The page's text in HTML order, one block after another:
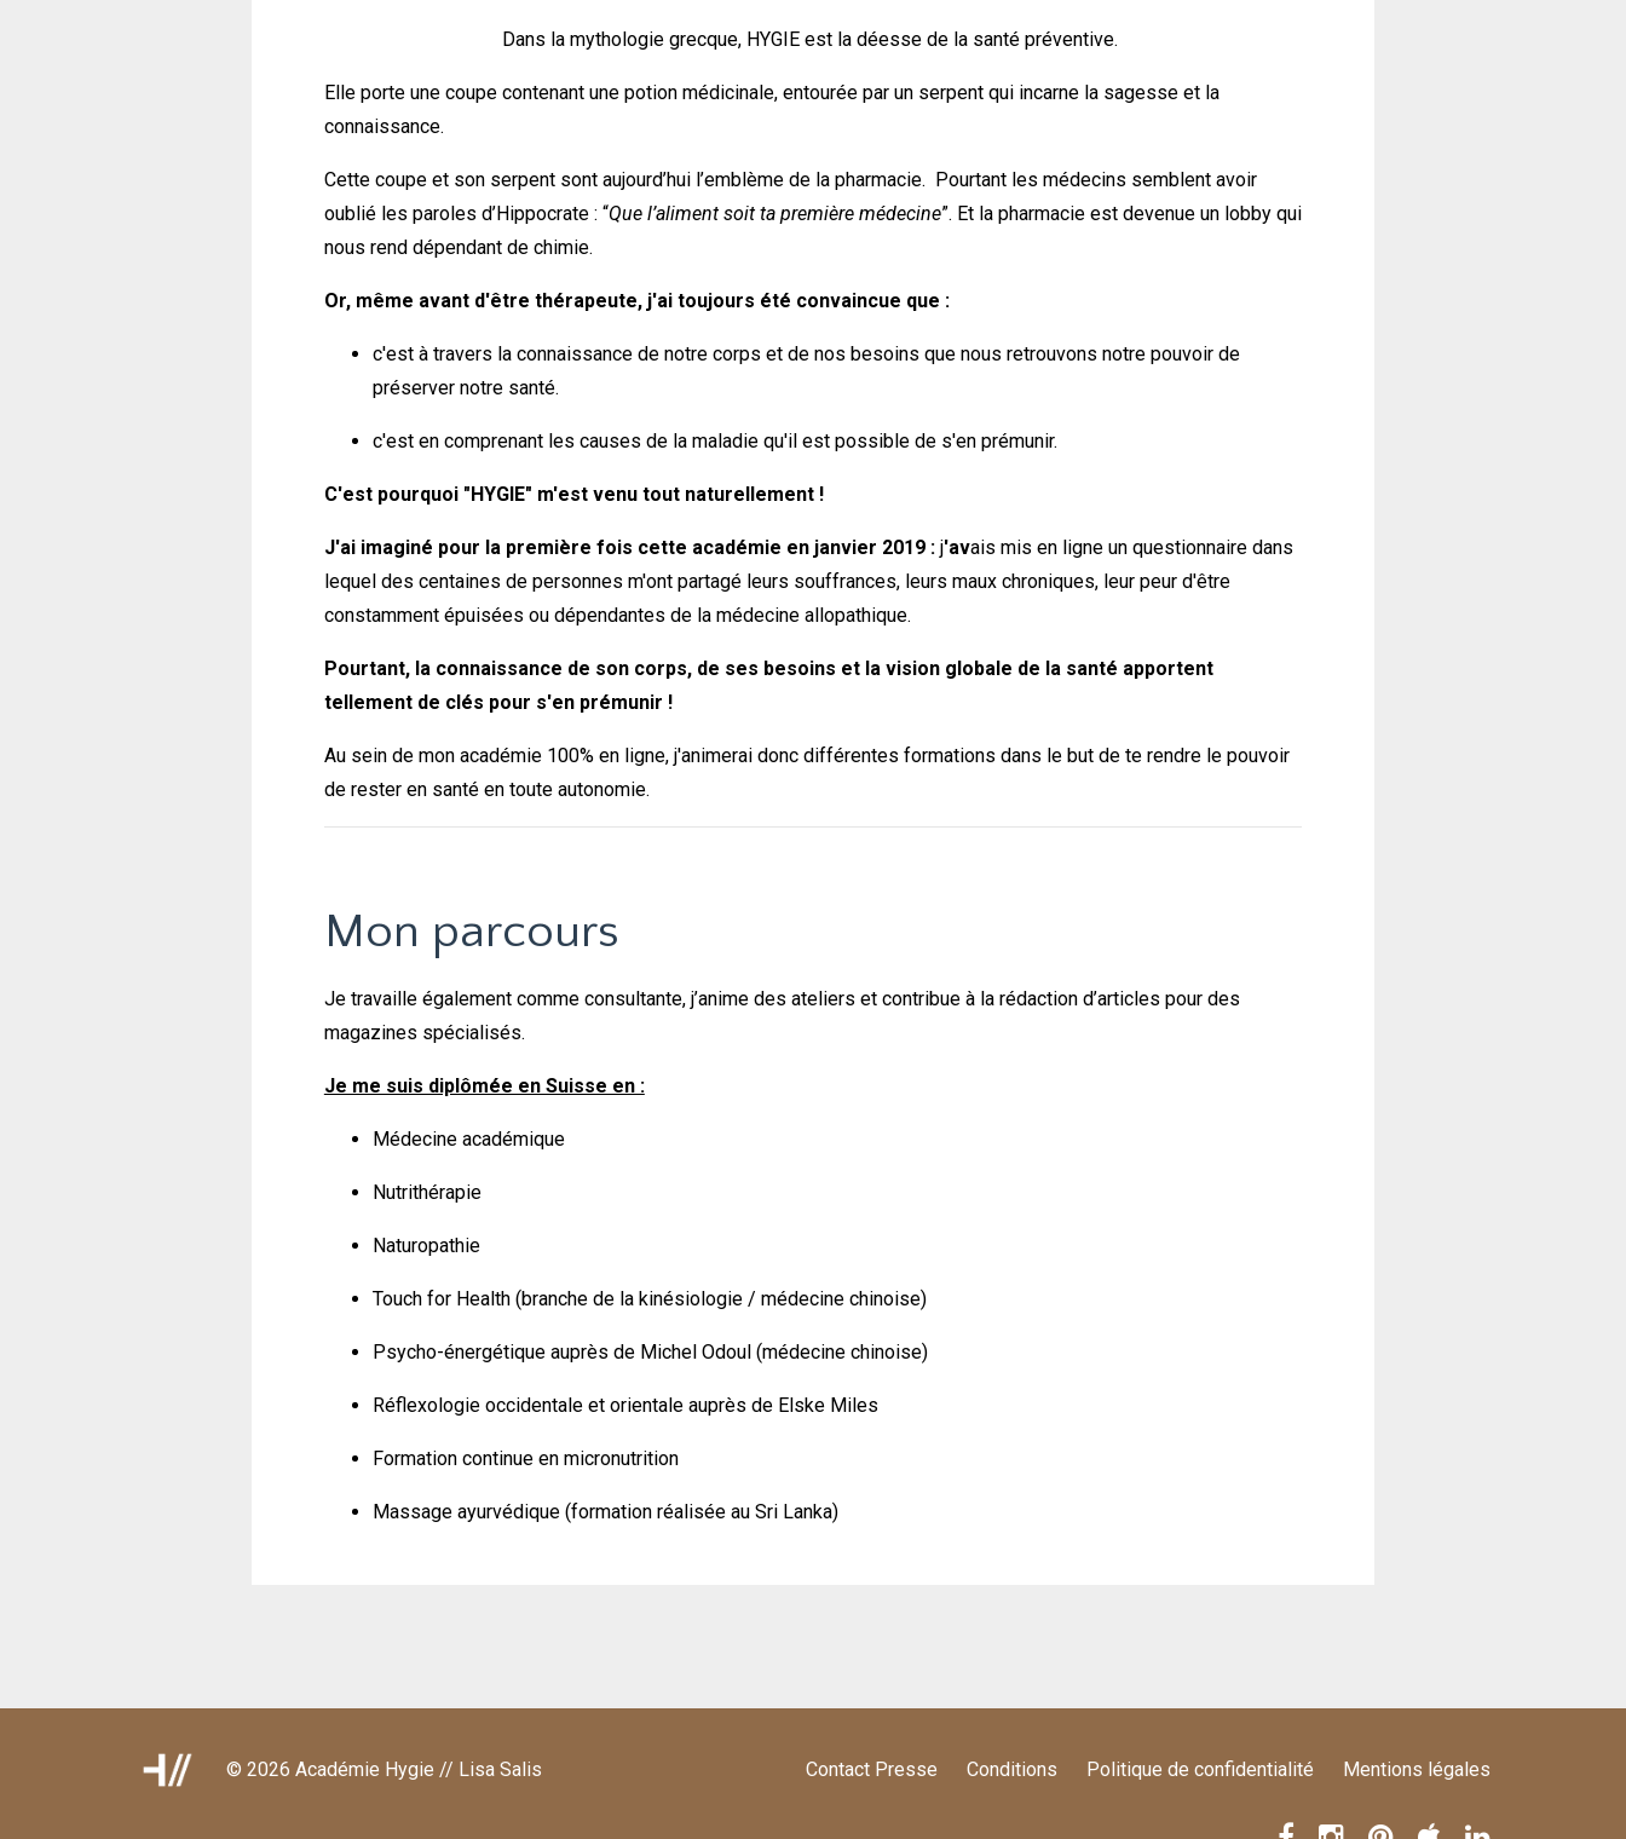
Dans la mythologie grecque, HYGIE est la déesse de la santé préventive.
Elle porte une coupe contenant une potion médicinale, entourée par un serpent qui incarne la sagesse et la
connaissance.
Cette coupe et son serpent sont aujourd’hui l’emblème de la pharmacie. Pourtant les médecins semblent avoir
oublié les paroles d’Hippocrate : “Que l’aliment soit ta première médecine”. Et la pharmacie est devenue un lobby qui
nous rend dépendant de chimie.
Or, même avant d'être thérapeute, j'ai toujours été convaincue que :
c'est à travers la connaissance de notre corps et de nos besoins que nous retrouvons notre pouvoir de
préserver notre santé.
c'est en comprenant les causes de la maladie qu'il est possible de s'en prémunir.
C'est pourquoi "HYGIE" m'est venu tout naturellement !
J'ai imaginé pour la première fois cette académie en janvier 2019 :j'avais mis en ligne un questionnaire dans
lequel des centaines de personnes m'ont partagé leurs souffrances, leurs maux chroniques, leur peur d'être
constamment épuisées ou dépendantes de la médecine allopathique.
Pourtant, la connaissance de son corps, de ses besoins et la vision globale de la santé apportent
tellement de clés pour s'en prémunir !
Au sein de mon académie 100% en ligne, j'animerai donc différentes formations dans le but de te rendre le pouvoir
de rester en santé en toute autonomie.
Mon parcours
Je travaille également comme consultante, j’anime des ateliers et contribue à la rédaction d’articles pour des
magazines spécialisés.
Je me suis diplômée en Suisse en :
Médecine académique
Nutrithérapie
Naturopathie
Touch for Health (branche de la kinésiologie / médecine chinoise)
Psycho-énergétique auprès de Michel Odoul (médecine chinoise)
​Réflexologie occidentale et orientale auprès de Elske Miles
Formation continue en micronutrition
Massage ayurvédique (formation réalisée au Sri Lanka)
© 2026 Académie Hygie // Lisa Salis Contact Presse Conditions Politique de confidentialité Mentions légales